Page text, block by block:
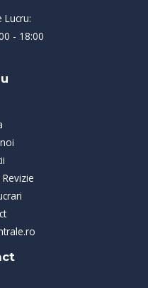
Lucru:
- 18:00